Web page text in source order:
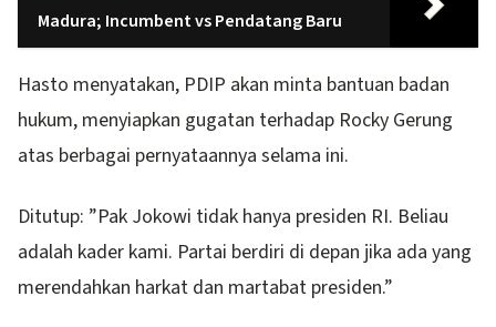
Madura; Incumbent vs Pendatang Baru
Hasto menyatakan, PDIP akan minta bantuan badan
hukum, menyiapkan gugatan terhadap Rocky Gerung
atas berbagai pernyataannya selama ini.
Ditutup: ”Pak Jokowi tidak hanya presiden RI. Beliau
adalah kader kami. Partai berdiri di depan jika ada yang
merendahkan harkat dan martabat presiden.”